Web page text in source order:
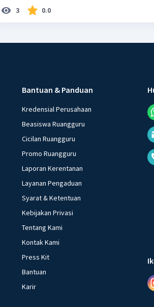
bersifat sama dengan induknya dalam
diperoleh tanaman yang bersifat sama
rekombinasi DNA agar dapat disisipkan
3 0.0
Bantuan & Panduan
Kredensial Perusahaan
Beasiswa Ruangguru
Cicilan Ruangguru
Promo Ruangguru
Laporan Kerentanan
Layanan Pengaduan
Syarat & Ketentuan
Kebijakan Privasi
Tentang Kami
Kontak Kami
Press Kit
Bantuan
Karir